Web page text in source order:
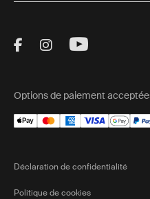
Visit Thule on
Visit Thule on
Visit
Options de paiement
Déclaration de confidentialité
Politique de cookies